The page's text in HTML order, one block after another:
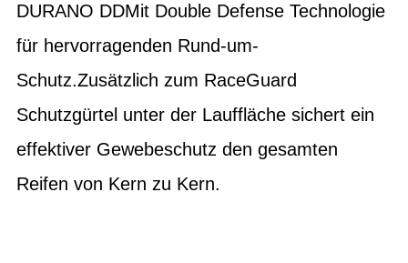
DURANO DDMit Double Defense Technologie
für hervorragenden Rund-um-
Schutz.Zusätzlich zum RaceGuard
Schutzgürtel unter der Lauffläche sichert ein
effektiver Gewebeschutz den gesamten
Reifen von Kern zu Kern.